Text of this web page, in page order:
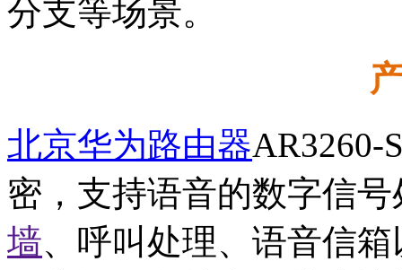
分支等场景。
北京华为路由器AR3260-
密，支持语音的数字信
墙、呼叫处理、语音信